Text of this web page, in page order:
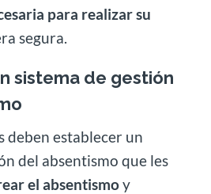
para realizar su
segura.
sistema de gestión
deben establecer un
del absentismo que les
el absentismoy